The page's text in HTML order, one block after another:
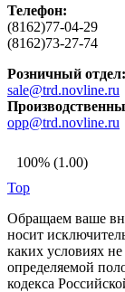
Телефон:
(8162)77-04-29
(8162)73-27-74
Розничный отдел:
sale@trd.novline.ru
opp@trd.novline.ru
100% (1.00)
Top
Обращаем ваше
носит
каких условиях
определяемой
кодекса